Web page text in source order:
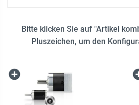
Bitte klicken Sie auf "Artikel
Pluszeichen, um den